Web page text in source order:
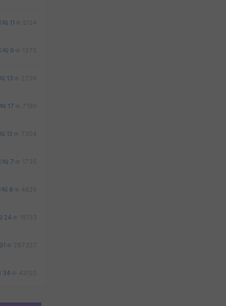
11 5124
9 1375
13 2735
17 7190
12 7304
7 1735
8 4829
24 15133
287327
34 43120